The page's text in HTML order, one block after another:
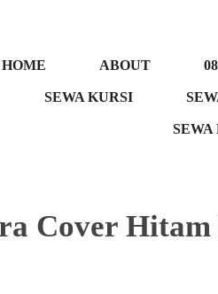
HOME ABOUT
SEWA KURSI
SEWA
Cover